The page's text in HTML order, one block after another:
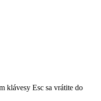
klávesy Esc sa vrátite do